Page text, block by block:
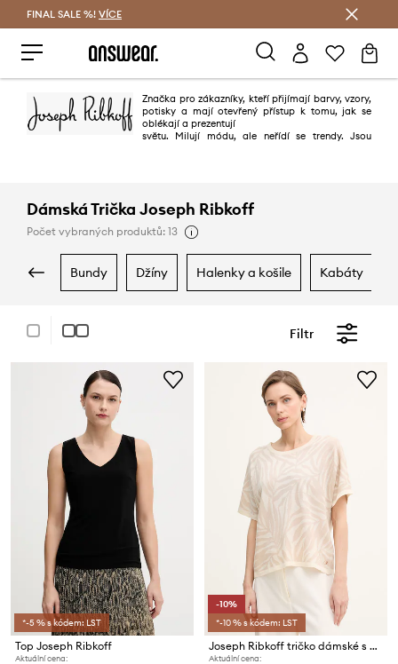
FINAL SALE %! VÍCE
Značka pro zákazníky, kteří přijímají barvy, vzory,
potisky a mají otevřený přístup k tomu, jak se
oblékají a prezentují
světu. Milují módu, ale neřídí se trendy. Jsou
Dámská Trička Joseph Ribkoff
Počet vybraných produktů: 13
bundy džíny halenky a košile kabáty
Filtr
*-5 % s kódem: LST
Top Joseph Ribkoff
Aktuální cena:
-10%
*-10 % s kódem: LST
Joseph Ribkoff tričko dámské s viskózou
Aktuální cena: